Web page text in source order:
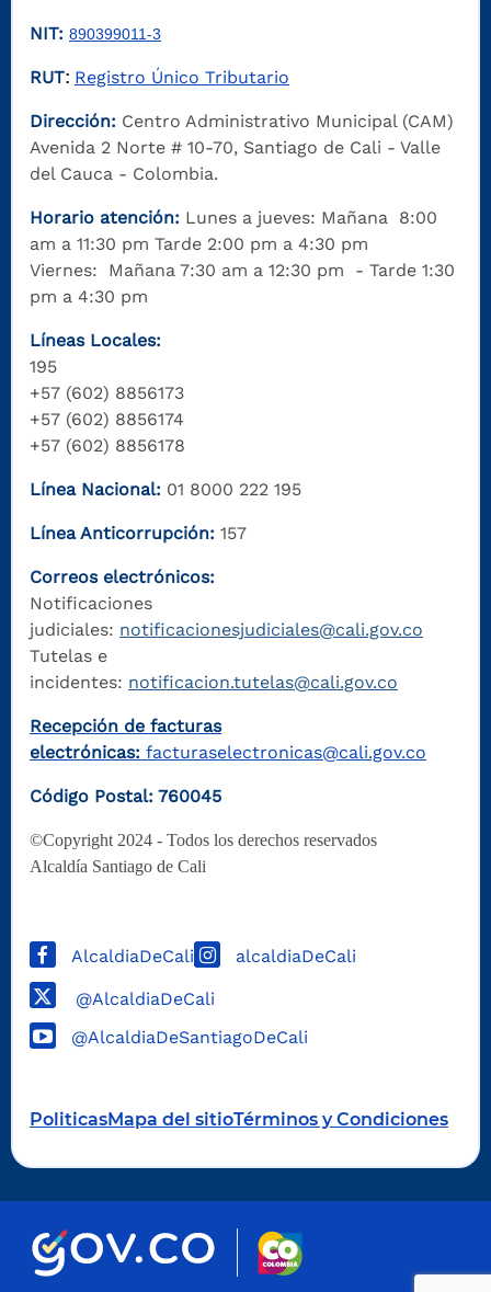
NIT: 890399011-3
RUT: Registro Único Tributario
Dirección: Centro Administrativo Municipal (CAM)
Avenida 2 Norte # 10-70, Santiago de Cali - Valle
del Cauca - Colombia.
Horario atención: Lunes a jueves: Mañana 8:00
am a 11:30 pm Tarde 2:00 pm a 4:30 pm
Viernes: Mañana 7:30 am a 12:30 pm - Tarde 1:30
pm a 4:30 pm
Líneas Locales:
195
+57 (602) 8856173
+57 (602) 8856174
+57 (602) 8856178
Línea Nacional: 01 8000 222 195
Línea Anticorrupción: 157
Correos electrónicos:
Notificaciones
judiciales: notificacionesjudiciales@cali.gov.co
Tutelas e
incidentes: notificacion.tutelas@cali.gov.co
Recepción de facturas
electrónicas: facturaselectronicas@cali.gov.co
Código Postal: 760045
©Copyright 2024 - Todos los derechos reservados
Alcaldía Santiago de Cali
AlcaldiaDeCali alcaldiaDeCali
@AlcaldiaDeCali
@AlcaldiaDeSantiagoDeCali
PoliticasMapa del sitioTérminos y Condiciones